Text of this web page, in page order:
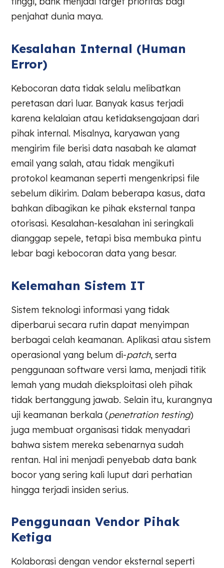
penjahat dunia maya.
Kesalahan Internal (Human
Error)
Kebocoran data tidak selalu melibatkan
peretasan dari luar. Banyak kasus terjadi
karena kelalaian atau ketidaksengajaan dari
pihak internal. Misalnya, karyawan yang
mengirim file berisi data nasabah ke alamat
email yang salah, atau tidak mengikuti
protokol keamanan seperti mengenkripsi file
sebelum dikirim. Dalam beberapa kasus, data
bahkan dibagikan ke pihak eksternal tanpa
otorisasi. Kesalahan-kesalahan ini seringkali
dianggap sepele, tetapi bisa membuka pintu
lebar bagi kebocoran data yang besar.
Kelemahan Sistem IT
Sistem teknologi informasi yang tidak
diperbarui secara rutin dapat menyimpan
berbagai celah keamanan. Aplikasi atau sistem
operasional yang belum di-patch, serta
penggunaan software versi lama, menjadi titik
lemah yang mudah dieksploitasi oleh pihak
tidak bertanggung jawab. Selain itu, kurangnya
uji keamanan berkala (penetration testing)
juga membuat organisasi tidak menyadari
bahwa sistem mereka sebenarnya sudah
rentan. Hal ini menjadi penyebab data bank
bocor yang sering kali luput dari perhatian
hingga terjadi insiden serius.
Penggunaan Vendor Pihak
Ketiga
Kolaborasi dengan vendor eksternal seperti